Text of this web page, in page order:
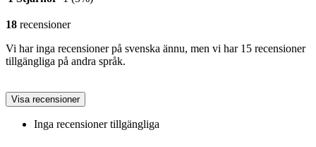
18 recensioner
Vi har inga recensioner på svenska ännu, men vi har 15 recensioner
tillgängliga på andra språk.
Visa recensioner
Inga recensioner tillgängliga